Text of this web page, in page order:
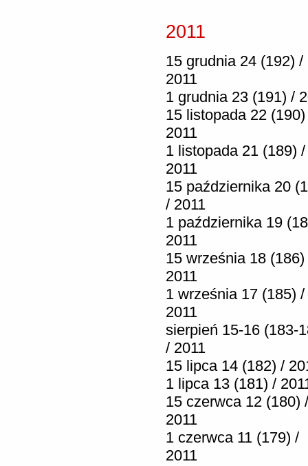
2011
15 grudnia 24 (192) /
2011
1 grudnia 23 (191) /
15 listopada 22
2011
1 listopada 21 (189) /
2011
15 października 20
/ 2011
1 października 19
2011
15 września 18 (186)
2011
1 września 17 (185) /
2011
sierpień 15-16 (183-
/ 2011
15 lipca 14 (182) /
1 lipca 13 (181) /
15 czerwca 12 (180) /
2011
1 czerwca 11 (179) /
2011